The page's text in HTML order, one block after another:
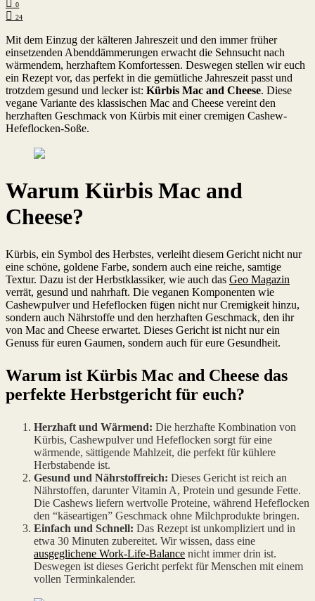
0
24
Mit dem Einzug der kälteren Jahreszeit und den immer früher
einsetzenden Abenddämmerungen erwacht die Sehnsucht nach
wärmendem, herzhaftem Komfortessen. Deswegen stellen wir euch
ein Rezept vor, das perfekt in die gemütliche Jahreszeit passt und
trotzdem gesund und lecker ist: Kürbis Mac and Cheese. Diese
vegane Variante des klassischen Mac and Cheese vereint den
herzhaften Geschmack von Kürbis mit einer cremigen Cashew-
Hefeflocken-Soße.
Warum Kürbis Mac and
Cheese?
Kürbis, ein Symbol des Herbstes, verleiht diesem Gericht nicht nur
eine schöne, goldene Farbe, sondern auch eine reiche, samtige
Textur. Dazu ist der Herbstklassiker, wie auch das Geo Magazin
verrät, gesund und nahrhaft. Die veganen Komponenten wie
Cashewpulver und Hefeflocken fügen nicht nur Cremigkeit hinzu,
sondern auch Nährstoffe und den herzhaften Geschmack, den ihr
von Mac and Cheese erwartet. Dieses Gericht ist nicht nur ein
Genuss für euren Gaumen, sondern auch für eure Gesundheit.
Warum ist Kürbis Mac and Cheese das
perfekte Herbstgericht für euch?
Herzhaft und Wärmend: Die herzhafte Kombination von
Kürbis, Cashewpulver und Hefeflocken sorgt für eine
wärmende, sättigende Mahlzeit, die perfekt für kühlere
Herbstabende ist.
Gesund und Nährstoffreich: Dieses Gericht ist reich an
Nährstoffen, darunter Vitamin A, Protein und gesunde Fette.
Die Cashews liefern wertvolle Proteine, während Hefeflocken
den “käseartigen” Geschmack ohne Milchprodukte bringen.
Einfach und Schnell: Das Rezept ist unkompliziert und in
etwa 30 Minuten zubereitet. Wir wissen, dass eine
ausgeglichene Work-Life-Balance nicht immer drin ist.
Deswegen ist dieses Gericht perfekt für Menschen mit einem
vollen Terminkalender.